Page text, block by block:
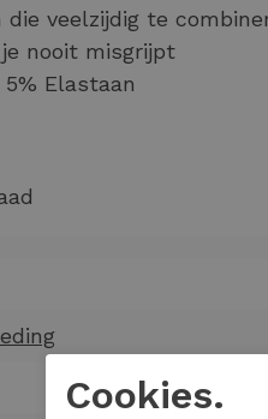
veelzijdig te
nooit misgrijpt
Elastaan
Cookies.